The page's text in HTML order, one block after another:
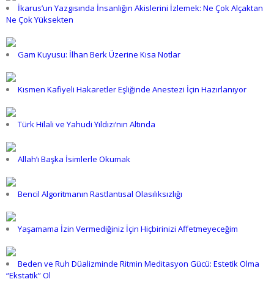
İkarus’un Yazgısında İnsanlığın Akislerini İzlemek: Ne Çok Alçaktan
Ne Çok Yüksekten
Gam Kuyusu: İlhan Berk Üzerine Kısa Notlar
Kısmen Kafiyeli Hakaretler Eşliğinde Anestezi İçin Hazırlanıyor
Türk Hilali ve Yahudi Yıldızı’nın Altında
Allah’ı Başka İsimlerle Okumak
Bencil Algoritmanın Rastlantısal Olasılıksızlığı
Yaşamama İzin Vermediğiniz İçin Hiçbirinizi Affetmeyeceğim
Beden ve Ruh Düalizminde Ritmin Meditasyon Gücü: Estetik Olma
“Ekstatik” Ol